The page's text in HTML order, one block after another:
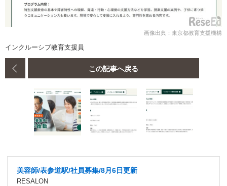
画像出典：東京都教育支援機構
インクルーシブ教育支援員
この記事へ戻る
美容師/表参道駅/社員募集/8月6日更新
RESALON